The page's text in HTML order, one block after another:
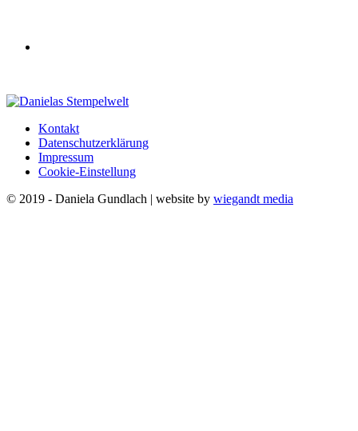
Kontakt
Datenschutzerklärung
Impressum
Cookie-Einstellung
© 2019 - Daniela Gundlach | website by wiegandt media